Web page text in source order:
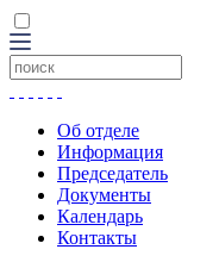
Об отделе
Информация
Председатель
Документы
Календарь
Контакты